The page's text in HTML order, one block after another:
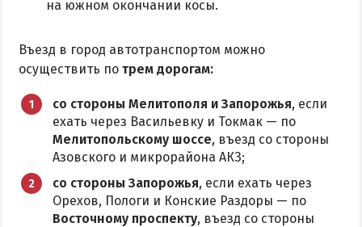
Памятники и скульптуры
Бердянские маяки
ЭКСКУРСИИ И МАРШРУТЫ
Острова Дзендзик
Приазовский природный парк
ПРОЕЗД
на южном окончании косы.
Въезд в город автотранспортом можно
осуществить по трем дорогам:
со стороны Мелитополя и Запорожья, если
ехать через Васильевку и Токмак — по
Мелитопольскому шоссе, въезд со стороны
Азовского и микрорайона АКЗ;
со стороны Запорожья, если ехать через
Орехов, Пологи и Конские Раздоры — по
Восточному проспекту, въезд со стороны